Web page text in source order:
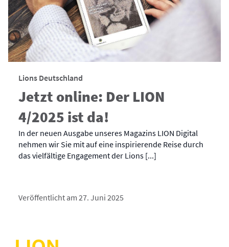
Lions Deutschland
Jetzt online: Der LION
4/2025 ist da!
In der neuen Ausgabe unseres Magazins LION Digital
nehmen wir Sie mit auf eine inspirierende Reise durch
das vielfältige Engagement der Lions [...]
Veröffentlicht am 27. Juni 2025